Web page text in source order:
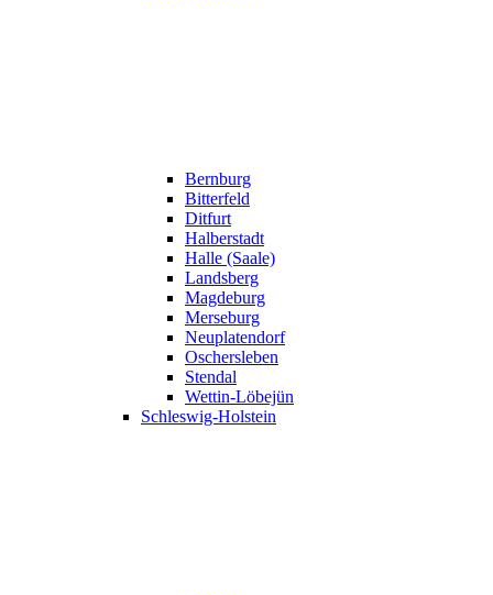
Bernburg
Bitterfeld
Ditfurt
Halberstadt
Halle (Saale)
Landsberg
Magdeburg
Merseburg
Neuplatendorf
Oschersleben
Stendal
Wettin-Löbejün
Schleswig-Holstein